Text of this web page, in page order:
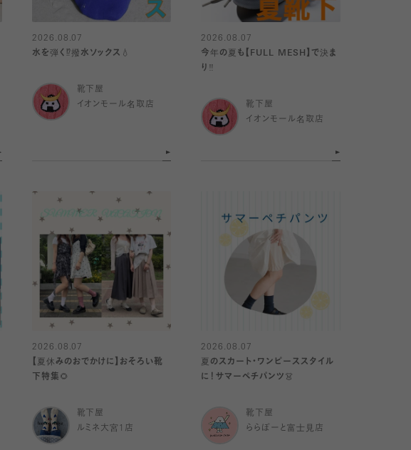
2026.08.07
水を弾く⁉️撥水ソックス💧
靴下屋
イオンモール名取店
2026.08.07
今年の夏も【FULL MESH】で決ま
り️‼️
靴下屋
イオンモール名取店
2026.08.07
【夏休みのおでかけに】おそろい靴
下特集🌻
靴下屋
ルミネ大宮1店
2026.08.07
夏のスカート・ワンピーススタイル
に！サマーペチパンツ👗
靴下屋
ららぽーと富士見店